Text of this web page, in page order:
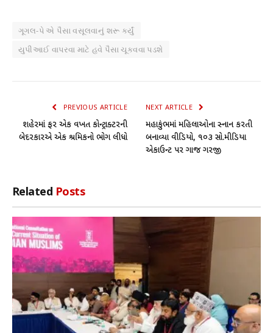
ગૂગલ-પે એ પૈસા વસૂલવાનું શરૂ કર્યું
યુપીઆઈ વાપરવા માટે હવે પૈસા ચૂકવવા પડશે
PREVIOUS ARTICLE
શહેરમાં ફરી એક વખત કોન્ટ્રાક્ટરની
બેદરકારીએ એક શ્રમિકનો ભોગ લીધો
NEXT ARTICLE
મહાકુંભમાં મહિલાઓના સ્નાન કરતી
બનાવ્યા વીડિયો, ૧૦૩ સો.મીડિયા
એકાઉન્ટ પર ગાજ ગરજી
Related Posts